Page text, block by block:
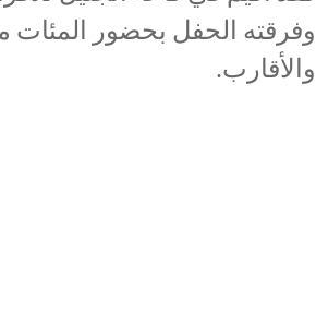
وفرقته الحفل بحضور
والأقارب.